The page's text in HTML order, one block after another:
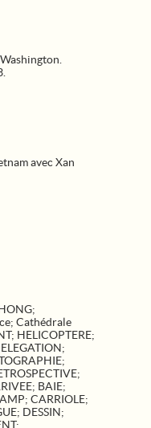
avec Xan
;
; Cathédrale
; HELICOPTERE;
;
;
;
; BAIE;
; CARRIOLE;
; DESSIN;
;